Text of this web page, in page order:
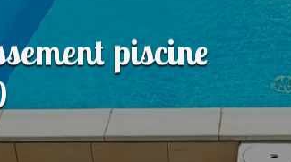
piscine